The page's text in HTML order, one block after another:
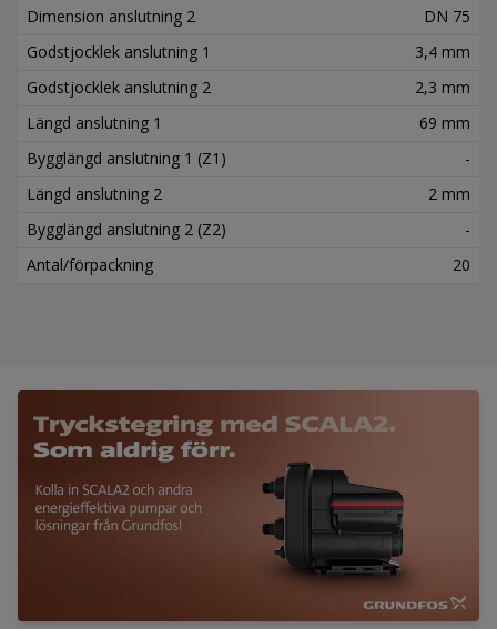
Dimension anslutning 2
DN 75
Godstjocklek anslutning 1
3,4 mm
Godstjocklek anslutning 2
2,3 mm
Längd anslutning 1
69 mm
Bygglängd anslutning 1 (Z1)
-
Längd anslutning 2
2 mm
Bygglängd anslutning 2 (Z2)
-
Antal/förpackning
20